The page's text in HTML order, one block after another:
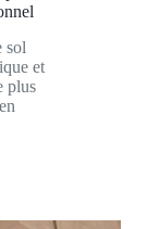
sol
et
plus